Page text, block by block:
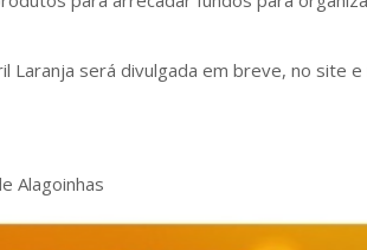
Laranja será divulgada em breve, no site
Alagoinhas